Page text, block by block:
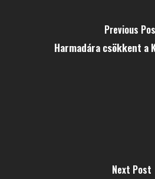
Previous
Harmadára csökkent a
Next Post